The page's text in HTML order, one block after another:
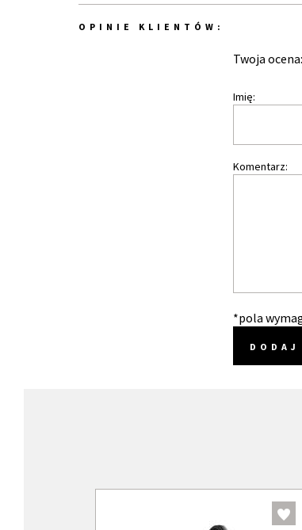
OPINIE KLIENTÓW:
Twoja ocena:
Imię:
Komentarz:
*pola